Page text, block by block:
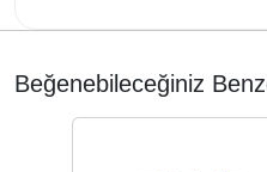
Beğenebileceğiniz